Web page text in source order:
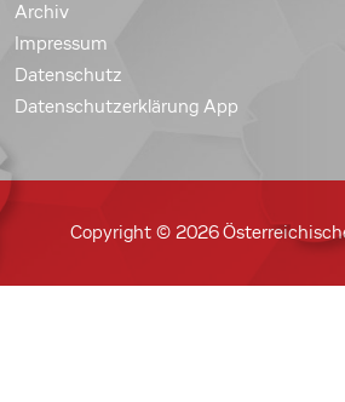
Archiv
Impressum
Datenschutz
Datenschutzerklärung App
Copyright © 2026